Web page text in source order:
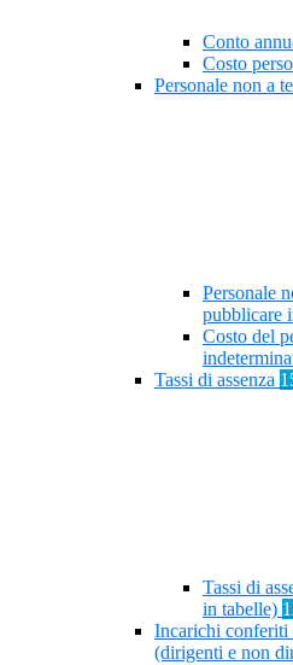
Conto
Costo
Personale non a
Personale
pubblicare
Costo del
Tassi di assenza
Tassi di
in tabelle)
Incarichi conferiti
(dirigenti e non